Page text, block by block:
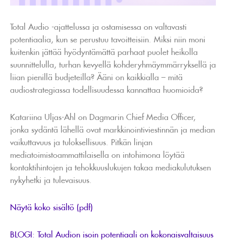
Total Audio -ajattelussa ja ostamisessa on valtavasti
potentiaalia, kun se perustuu tavoitteisiin. Miksi niin moni
kuitenkin jättää hyödyntämättä parhaat puolet heikolla
suunnittelulla, turhan kevyellä kohderyhmäymmärryksellä ja
liian pienillä budjeteilla? Ääni on kaikkialla – mitä
audiostrategiassa todellisuudessa kannattaa huomioida?
Katariina Uljas-Ahl on Dagmarin Chief Media Officer,
jonka sydäntä lähellä ovat markkinointiviestinnän ja median
vaikuttavuus ja tuloksellisuus. Pitkän linjan
mediatoimistoammattilaisella on intohimona löytää
kontaktihintojen ja tehokkuuslukujen takaa mediakulutuksen
nykyhetki ja tulevaisuus.
Näytä koko sisältö (pdf)
BLOGI: Total Audion isoin potentiaali on kokonaisvaltaisuus